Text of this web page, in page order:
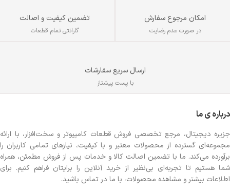
امکان مرجوع سفارش
در صورت عدم رضایت
تضمین کیفیت و اصالت
گارانتی تمام قطعات
ارسال سریع سفارشات
با پست پیشتاز
درباره ی ما
جزیره دیجیتال، مرجع تخصصی فروش قطعات کامپیوتر و سخت‌افزار، با ارائه
مجموعه‌ای گسترده از محصولات معتبر و با کیفیت، نیازهای تمامی کاربران را
برآورده می‌کند. ما با تضمین اصالت کالا و خدمات پس از فروش مطمئن، همراه
شما هستیم تا تجربه‌ای بی‌نظیر از خرید آنلاین را برایتان فراهم کنیم. برای
اطلاعات بیشتر و مشاهده محصولات، با ما در تماس باشید.